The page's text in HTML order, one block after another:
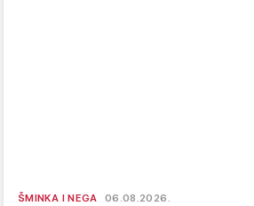
ŠMINKA I NEGA 06.08.2026.